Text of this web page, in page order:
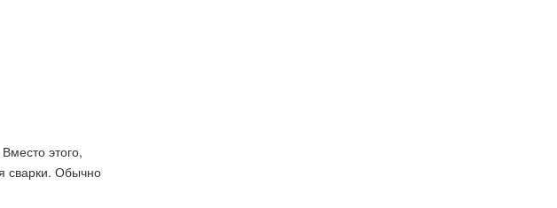
этого,
сварки. Обычно